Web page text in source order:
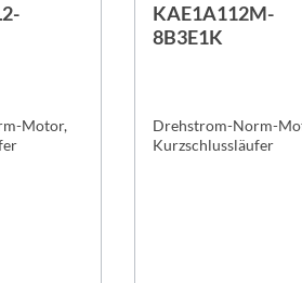
Motor,
KAE1A112M-
8B3E1K
Drehstrom-Norm-
Kurzschlussläufer